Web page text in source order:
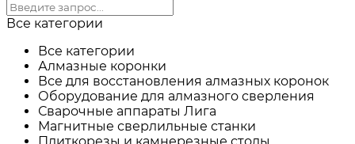
Все категории
Все категории
Алмазные коронки
Все для восстановления алмазных коронок
Оборудование для алмазного сверления
Сварочные аппараты Лига
Магнитные сверлильные станки